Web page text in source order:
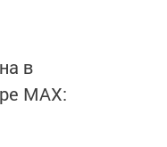
в
MАХ: